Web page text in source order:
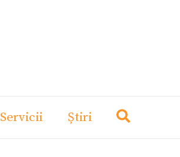
Servicii Știri